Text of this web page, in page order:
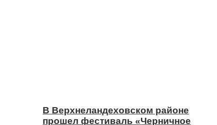
В Верхнеландеховском районе
прошел фестиваль «Черничное